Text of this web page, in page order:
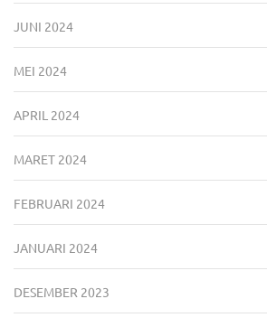
JUNI 2024
MEI 2024
APRIL 2024
MARET 2024
FEBRUARI 2024
JANUARI 2024
DESEMBER 2023